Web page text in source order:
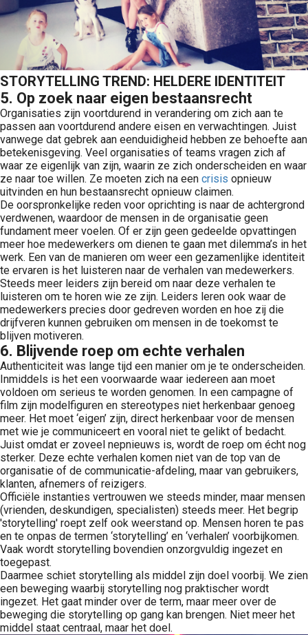
STORYTELLING TREND: HELDERE IDENTITEIT
5. Op zoek naar eigen bestaansrecht
Organisaties zijn voortdurend in verandering om zich aan te
passen aan voortdurend andere eisen en verwachtingen. Juist
vanwege dat gebrek aan eenduidigheid hebben ze behoefte aan
betekenisgeving. Veel organisaties of teams vragen zich af
waar ze eigenlijk van zijn, waarin ze zich onderscheiden en waar
ze naar toe willen. Ze moeten zich na een crisis opnieuw
uitvinden en hun bestaansrecht opnieuw claimen.
De oorspronkelijke reden voor oprichting is naar de achtergrond
verdwenen, waardoor de mensen in de organisatie geen
fundament meer voelen. Of er zijn geen gedeelde opvattingen
meer hoe medewerkers om dienen te gaan met dilemma’s in het
werk. Een van de manieren om weer een gezamenlijke identiteit
te ervaren is het luisteren naar de verhalen van medewerkers.
Steeds meer leiders zijn bereid om naar deze verhalen te
luisteren om te horen wie ze zijn. Leiders leren ook waar de
medewerkers precies door gedreven worden en hoe zij die
drijfveren kunnen gebruiken om mensen in de toekomst te
blijven motiveren.
6. Blijvende roep om echte verhalen
Authenticiteit was lange tijd een manier om je te onderscheiden.
Inmiddels is het een voorwaarde waar iedereen aan moet
voldoen om serieus te worden genomen. In een campagne of
film zijn modelfiguren en stereotypes niet herkenbaar genoeg
meer. Het moet ‘eigen’ zijn, direct herkenbaar voor de mensen
met wie je communiceert en vooral niet te gelikt of bedacht.
Juist omdat er zoveel nepnieuws is, wordt de roep om écht nog
sterker. Deze echte verhalen komen niet van de top van de
organisatie of de communicatie-afdeling, maar van gebruikers,
klanten, afnemers of reizigers.
Officiële instanties vertrouwen we steeds minder, maar mensen
(vrienden, deskundigen, specialisten) steeds meer. Het begrip
'storytelling' roept zelf ook weerstand op. Mensen horen te pas
en te onpas de termen ‘storytelling’ en ‘verhalen’ voorbijkomen.
Vaak wordt storytelling bovendien onzorgvuldig ingezet en
toegepast.
Daarmee schiet storytelling als middel zijn doel voorbij. We zien
een beweging waarbij storytelling nog praktischer wordt
ingezet. Het gaat minder over de term, maar meer over de
beweging die storytelling op gang kan brengen. Niet meer het
middel staat centraal, maar het doel.